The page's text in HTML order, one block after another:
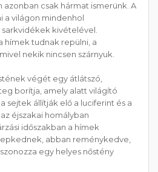
csak hármat ismerünk. A
a világon mindenhol
kivételével.
hímek tudnak repülni, a
nekik nincsen szárnyuk.
végét egy átlátszó,
borítja, amely alatt világító
sejtek állítják elő a luciferint és a
éjszakai homályban
időszakban a hímek
abban reménykedve,
egy helyes nőstény